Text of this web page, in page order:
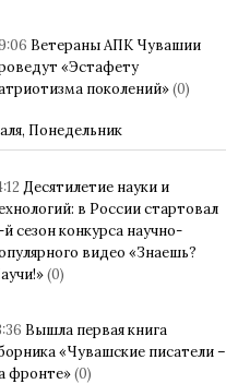
Ветераны АПК Чувашии
«Эстафету
поколений»(0)
Понедельник
Десятилетие науки и
в России стартовал
сезон конкурса научно-
видео «Знаешь?
(0)
Вышла первая книга
«Чувашские писатели –
фронте»(0)